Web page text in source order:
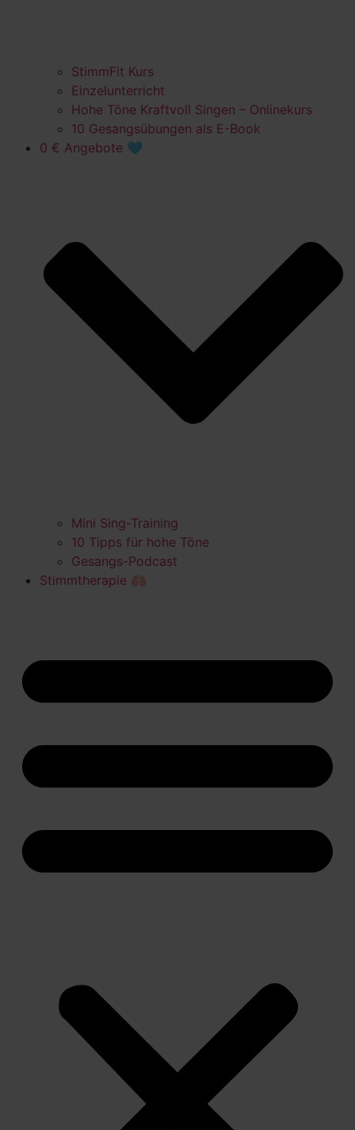
StimmFit Kurs
Einzelunterricht
Hohe Töne Kraftvoll Singen – Onlinekurs
10 Gesangsübungen als E-Book
0 € Angebote 🩵
Mini Sing-Training
10 Tipps für hohe Töne
Gesangs-Podcast
Stimmtherapie 🫁